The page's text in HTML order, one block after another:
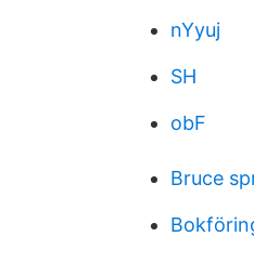
nYyuj
SH
obF
Bruce